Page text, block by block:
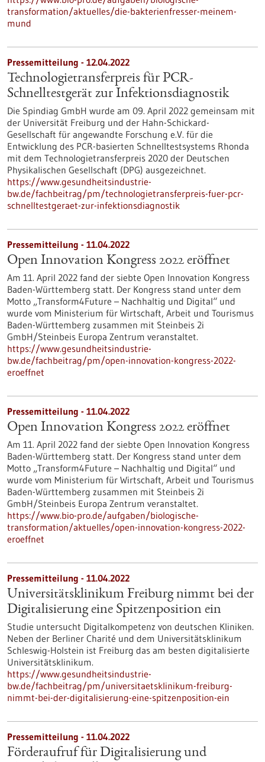
transformation/aktuelles/die-bakterienfresser-meinem-
mund
Pressemitteilung - 12.04.2022
Technologietransferpreis für PCR-
Schnelltestgerät zur Infektionsdiagnostik
Die Spindiag GmbH wurde am 09. April 2022 gemeinsam mit
der Universität Freiburg und der Hahn-Schickard-
Gesellschaft für angewandte Forschung e.V. für die
Entwicklung des PCR-basierten Schnelltestsystems Rhonda
mit dem Technologietransferpreis 2020 der Deutschen
Physikalischen Gesellschaft (DPG) ausgezeichnet.
https://www.gesundheitsindustrie-
bw.de/fachbeitrag/pm/technologietransferpreis-fuer-pcr-
schnelltestgeraet-zur-infektionsdiagnostik
Pressemitteilung - 11.04.2022
Open Innovation Kongress 2022 eröffnet
Am 11. April 2022 fand der siebte Open Innovation Kongress
Baden-Württemberg statt. Der Kongress stand unter dem
Motto „Transform4Future – Nachhaltig und Digital“ und
wurde vom Ministerium für Wirtschaft, Arbeit und Tourismus
Baden-Württemberg zusammen mit Steinbeis 2i
GmbH/Steinbeis Europa Zentrum veranstaltet.
https://www.gesundheitsindustrie-
bw.de/fachbeitrag/pm/open-innovation-kongress-2022-
eroeffnet
Pressemitteilung - 11.04.2022
Open Innovation Kongress 2022 eröffnet
Am 11. April 2022 fand der siebte Open Innovation Kongress
Baden-Württemberg statt. Der Kongress stand unter dem
Motto „Transform4Future – Nachhaltig und Digital“ und
wurde vom Ministerium für Wirtschaft, Arbeit und Tourismus
Baden-Württemberg zusammen mit Steinbeis 2i
GmbH/Steinbeis Europa Zentrum veranstaltet.
https://www.bio-pro.de/aufgaben/biologische-
transformation/aktuelles/open-innovation-kongress-2022-
eroeffnet
Pressemitteilung - 11.04.2022
Universitätsklinikum Freiburg nimmt bei der
Digitalisierung eine Spitzenposition ein
Studie untersucht Digitalkompetenz von deutschen Kliniken.
Neben der Berliner Charité und dem Universitätsklinikum
Schleswig-Holstein ist Freiburg das am besten digitalisierte
Universitätsklinikum.
https://www.gesundheitsindustrie-
bw.de/fachbeitrag/pm/universitaetsklinikum-freiburg-
nimmt-bei-der-digitalisierung-eine-spitzenposition-ein
Pressemitteilung - 11.04.2022
Förderaufruf für Digitalisierung und